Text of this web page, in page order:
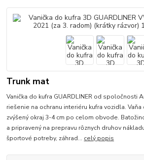
Trunk mat
Vanička do kufra GUARDLINER od spoločnosti
riešenie na ochranu interiéru kufra vozidla.
zvýšený okraj 3-4 cm po celom obvode.
a pripravený na prepravu rôznych druhov
športové potreby, záhrad... celý popis